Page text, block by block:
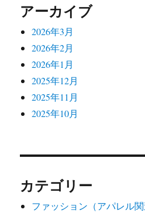
アーカイブ
2026年3月
2026年2月
2026年1月
2025年12月
2025年11月
2025年10月
カテゴリー
ファッション（アパレル関